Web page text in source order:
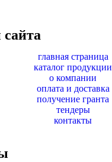
главная страница
каталог продукции
о компании
оплата и доставка
получение гранта
тендеры
контакты